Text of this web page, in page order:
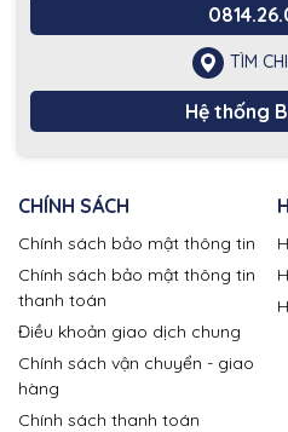
TÌM
Hệ thống
CHÍNH SÁCH
Chính sách bảo mật thông tin
Chính sách bảo mật thông tin
thanh toán
Điều khoản giao dịch chung
Chính sách vận chuyển - giao
hàng
Chính sách thanh toán